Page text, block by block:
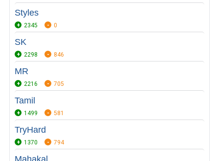
Styles
2345 0
SK
2298 846
MR
2216 705
Tamil
1499 581
TryHard
1370 794
Mahakal